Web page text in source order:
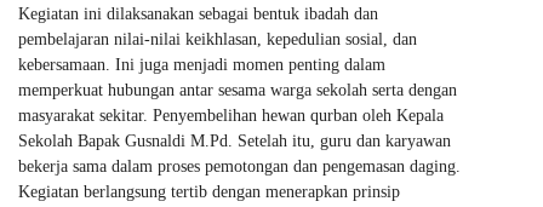
Kegiatan ini dilaksanakan sebagai bentuk ibadah dan
pembelajaran nilai-nilai keikhlasan, kepedulian sosial, dan
kebersamaan. Ini juga menjadi momen penting dalam
memperkuat hubungan antar sesama warga sekolah serta dengan
masyarakat sekitar. Penyembelihan hewan qurban oleh Kepala
Sekolah Bapak Gusnaldi M.Pd. Setelah itu, guru dan karyawan
bekerja sama dalam proses pemotongan dan pengemasan daging.
Kegiatan berlangsung tertib dengan menerapkan prinsip